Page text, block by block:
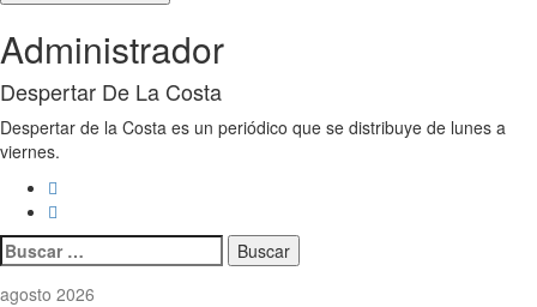
Administrador
Despertar De La Costa
Despertar de la Costa es un periódico que se distribuye de lunes a
viernes.
Buscar:
agosto 2026